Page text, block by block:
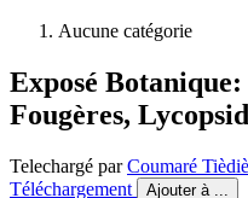
Aucune catégorie
Exposé
Fougères,
Telechargé parCoumaré Tièdiè
Téléchargement
Ajouter à ...